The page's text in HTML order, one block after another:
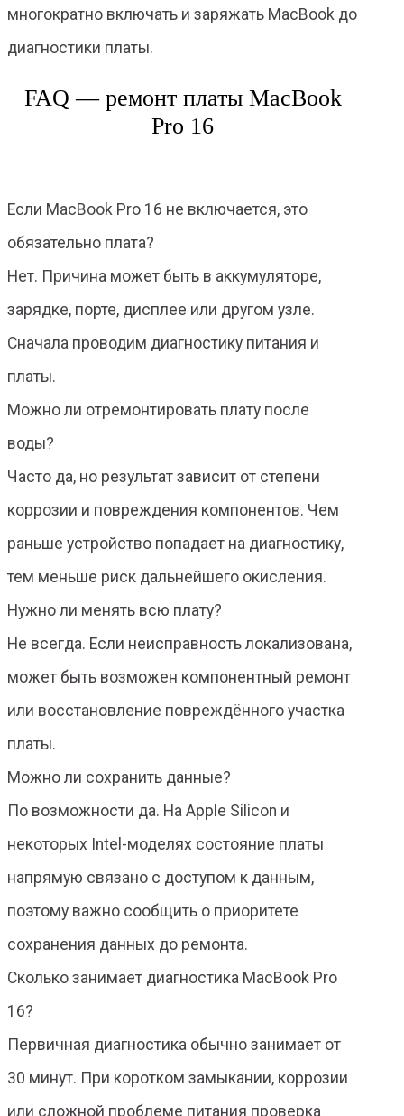
многократно включать и заряжать MacBook до
диагностики платы.
FAQ — ремонт платы MacBook
Pro 16
Если MacBook Pro 16 не включается, это
обязательно плата?
Нет. Причина может быть в аккумуляторе,
зарядке, порте, дисплее или другом узле.
Сначала проводим диагностику питания и
платы.
Можно ли отремонтировать плату после
воды?
Часто да, но результат зависит от степени
коррозии и повреждения компонентов. Чем
раньше устройство попадает на диагностику,
тем меньше риск дальнейшего окисления.
Нужно ли менять всю плату?
Не всегда. Если неисправность локализована,
может быть возможен компонентный ремонт
или восстановление повреждённого участка
платы.
Можно ли сохранить данные?
По возможности да. На Apple Silicon и
некоторых Intel-моделях состояние платы
напрямую связано с доступом к данным,
поэтому важно сообщить о приоритете
сохранения данных до ремонта.
Сколько занимает диагностика MacBook Pro
16?
Первичная диагностика обычно занимает от
30 минут. При коротком замыкании, коррозии
или сложной проблеме питания проверка